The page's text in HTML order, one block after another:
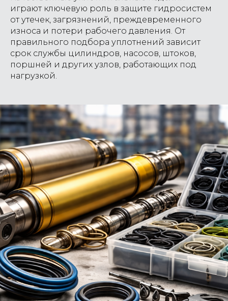
играют ключевую роль в защите гидросистем
от утечек, загрязнений, преждевременного
износа и потери рабочего давления. От
правильного подбора уплотнений зависит
срок службы цилиндров, насосов, штоков,
поршней и других узлов, работающих под
нагрузкой.